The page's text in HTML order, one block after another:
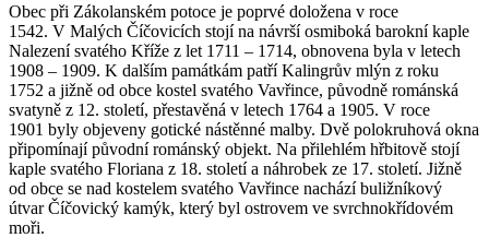
Obec při Zákolanském potoce je poprvé doložena v roce
1542. V Malých Číčovicích stojí na návrší osmiboká barokní kaple
Nalezení svatého Kříže z let 1711 – 1714, obnovena byla v letech
1908 – 1909. K dalším památkám patří Kalingrův mlýn z roku
1752 a jižně od obce kostel svatého Vavřince, původně románská
svatyně z 12. století, přestavěná v letech 1764 a 1905. V roce
1901 byly objeveny gotické nástěnné malby. Dvě polokruhová okna
připomínají původní románský objekt. Na přilehlém hřbitově stojí
kaple svatého Floriana z 18. století a náhrobek ze 17. století. Jižně
od obce se nad kostelem svatého Vavřince nachází buližníkový
útvar Číčovický kamýk, který byl ostrovem ve svrchnokřídovém
moři.